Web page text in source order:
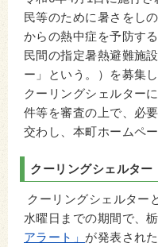
民等のために暑さをし
からの熱中症を予防す
民間の指定暑熱避難施
ー」という。）を募集し
クーリングシェルター
件等を審査の上で、必
交わし、本町ホームペ
クーリングシェルター
クーリングシェルター
水曜日までの期間で、
アラート」 が発表され